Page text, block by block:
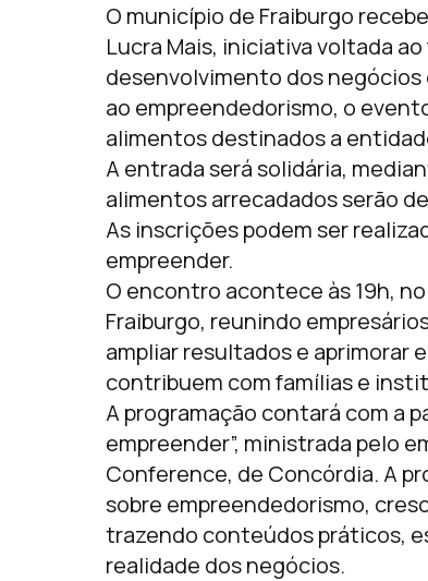
O município de Fraiburgo
Lucra Mais, iniciativa voltada
desenvolvimento dos
ao empreendedorismo, o
alimentos destinados a
A entrada será solidária,
alimentos arrecadados serão
As inscrições podem ser
empreender.
O encontro acontece às 19h,
Fraiburgo, reunindo
ampliar resultados e aprimorar
contribuem com famílias e
A programação contará com a
empreender”, ministrada pelo
Conference, de Concórdia. A
sobre empreendedorismo,
trazendo conteúdos práticos,
realidade dos negócios.